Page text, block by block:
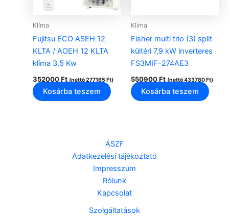
Klíma
Fujitsu ECO ASEH 12
KLTA / AOEH 12 KLTA
klíma 3,5 Kw
352000Ft (nettó277165Ft)
Kosárba teszem
Klíma
Fisher multi trio (3) split
kültéri 7,9 kW inverteres
FS3MIF-274AE3
550900Ft (nettó433780Ft)
Kosárba teszem
ÁSZF
Adatkezelési tájékoztató
Impresszum
Rólunk
Kapcsolat
Szolgáltatások